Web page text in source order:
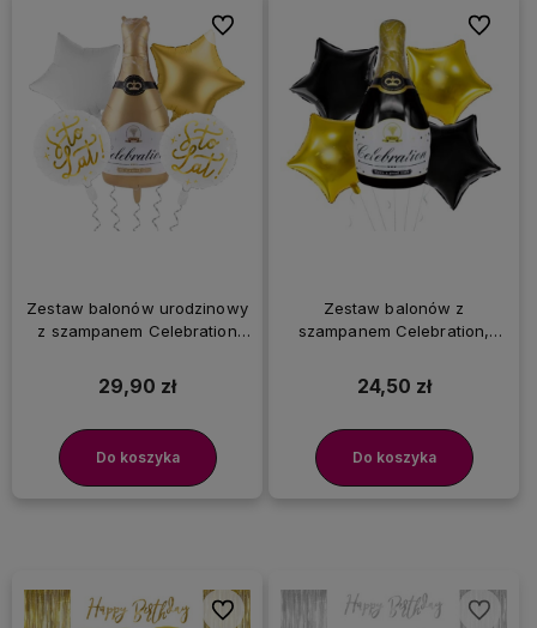
Zestaw balonów urodzinowy
z szampanem Celebration
29,90 zł
Do koszyka
Do ulubionych
Zestaw balonów z
szampanem Celebration,
24,50 zł
Do koszyka
Do
Do ulubionych Do